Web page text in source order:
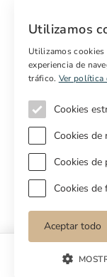
Compradores
Propiedades off-
Servicios para
Copyright ©
Política de
Política de
Utilizamos
Utilizamos cookies
experiencia de
tráfico. Ver política
Cookies
Cookies de
Cookies de
Cookies de
Aceptar todo